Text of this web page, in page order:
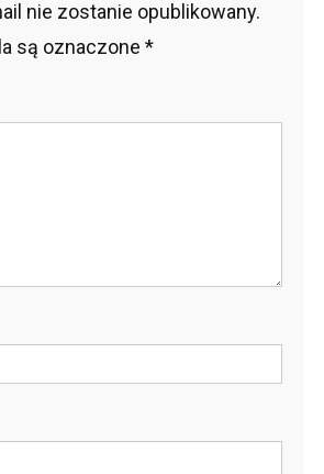
nie zostanie opublikowany.
są oznaczone *